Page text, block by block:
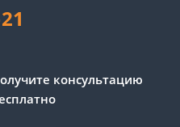
консультацию